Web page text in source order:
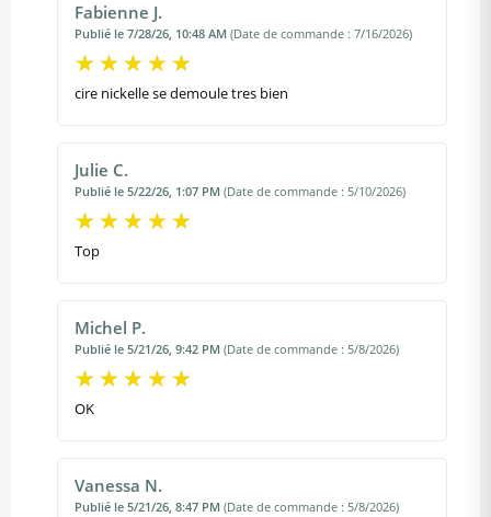
Fabienne J.
Publié le 7/28/26, 10:48 AM (Date de commande : 7/16/2026)
cire nickelle se demoule tres bien
Julie C.
Publié le 5/22/26, 1:07 PM (Date de commande : 5/10/2026)
Top
Michel P.
Publié le 5/21/26, 9:42 PM (Date de commande : 5/8/2026)
OK
Vanessa N.
Publié le 5/21/26, 8:47 PM (Date de commande : 5/8/2026)